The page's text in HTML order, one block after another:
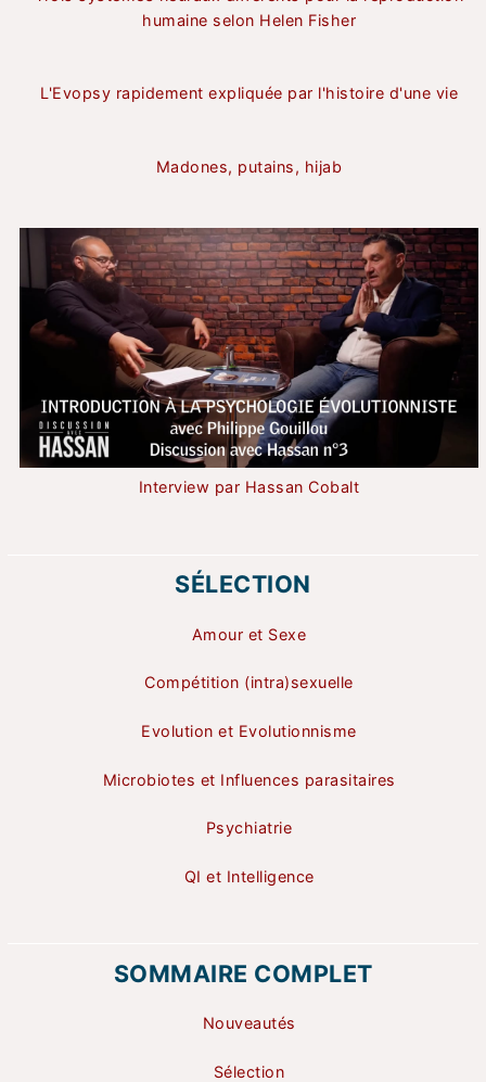
humaine selon Helen Fisher
L'Evopsy rapidement expliquée par l'histoire d'une vie
Madones, putains, hijab
Interview par Hassan Cobalt
SÉLECTION
Amour et Sexe
Compétition (intra)sexuelle
Evolution et Evolutionnisme
Microbiotes et Influences parasitaires
Psychiatrie
QI et Intelligence
SOMMAIRE COMPLET
Nouveautés
Sélection